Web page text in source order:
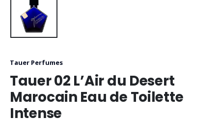
Tauer Perfumes
Tauer 02 L’Air du Desert
Marocain Eau de Toilette
Intense